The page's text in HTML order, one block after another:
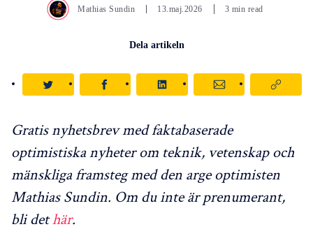
Mathias Sundin 13.maj.2026 3 min read
Dela artikeln
Gratis nyhetsbrev med faktabaserade
optimistiska nyheter om teknik, vetenskap och
mänskliga framsteg med den arge optimisten
Mathias Sundin. Om du inte är prenumerant,
bli dethär.